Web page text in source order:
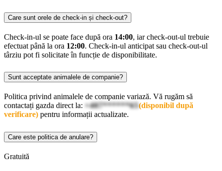
Care sunt orele de check-in și check-out?
Check-in-ul se poate face după ora 14:00, iar check-out-ul trebuie
efectuat până la ora 12:00. Check-in-ul anticipat sau check-out-ul
târziu pot fi solicitate în funcție de disponibilitate.
Sunt acceptate animalele de companie?
Politica privind animalele de companie variază. Vă rugăm să
contactați gazda direct la: +407******65(disponibil după
verificare) pentru informații actualizate.
Care este politica de anulare?
Gratuită